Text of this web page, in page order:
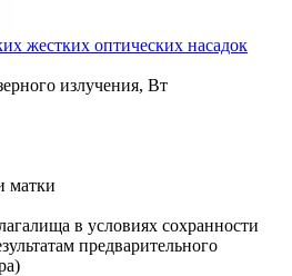
жестких оптических насадок
излучения, Вт
матки
в условиях сохранности
предварительного